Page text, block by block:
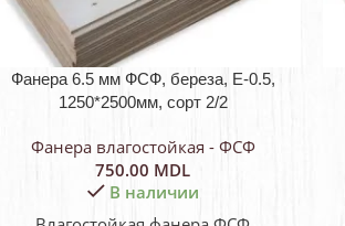
Фанера 6.5 мм ФСФ, береза, E-0.5,
1250*2500мм, сорт 2/2
Фанера влагостойкая - ФСФ
750.00 MDL
В наличии